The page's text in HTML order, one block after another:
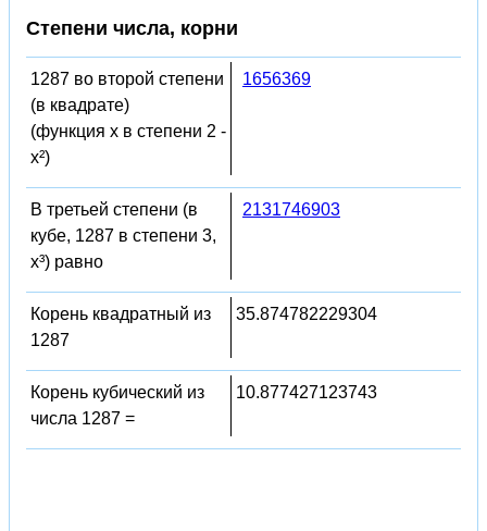
Степени числа, корни
1287 во второй степени
(в квадрате)
(функция x в степени 2 -
x²)
1656369
В третьей степени (в
кубе, 1287 в степени 3,
x³) равно
2131746903
Корень квадратный из
1287
35.874782229304
Корень кубический из
числа 1287 =
10.877427123743